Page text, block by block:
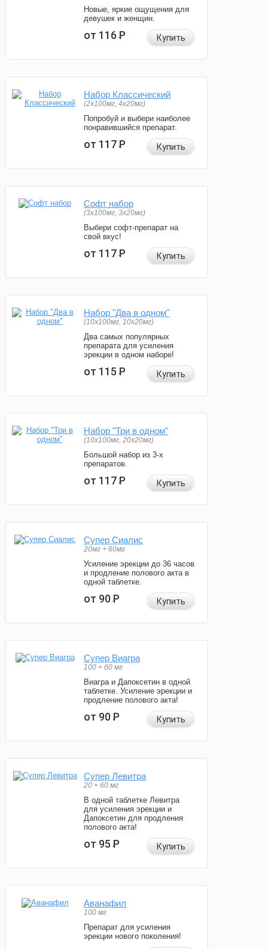
Новые, яркие ощущения для
девушек и женщин.
от 116Р Купить
Набор Классический
(2x100мг, 4x20мг)
Попробуй и выбери наиболее
понравившийся препарат.
от 117Р Купить
Софт набор
(3x100мг, 3x20мг)
Выбери софт-препарат на
свой вкус!
от 117Р Купить
Набор "Два в одном"
(10x100мг, 10x20мг)
Два самых популярных
препарата для усиления
эрекции в одном наборе!
от 115Р Купить
Набор "Три в одном"
(10x100мг, 20x20мг)
Большой набор из 3-х
препаратов.
от 117Р Купить
Супер Сиалис
20мг + 60мг
Усиление эрекции до 36 часов
и продление полового акта в
одной таблетке.
от 90Р Купить
Супер Виагра
100 + 60 мг
Виагра и Дапоксетин в одной
таблетке. Усиление эрекции и
продление полового акта!
от 90Р Купить
Супер Левитра
20 + 60 мг
В одной таблетке Левитра
для усиления эрекции и
Дапоксетин для продления
полового акта!
от 95Р Купить
Аванафил
100 мг
Препарат для усиления
эрекции нового поколения!